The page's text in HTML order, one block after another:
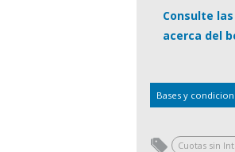
Consulte
acerca del
Bases y
Cuotas sin